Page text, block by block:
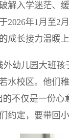
解入学迷茫、
2026年1月至2
成长接力温暖上
外幼儿园大班
水校区。他们
的不仅是一份
约定，要带回